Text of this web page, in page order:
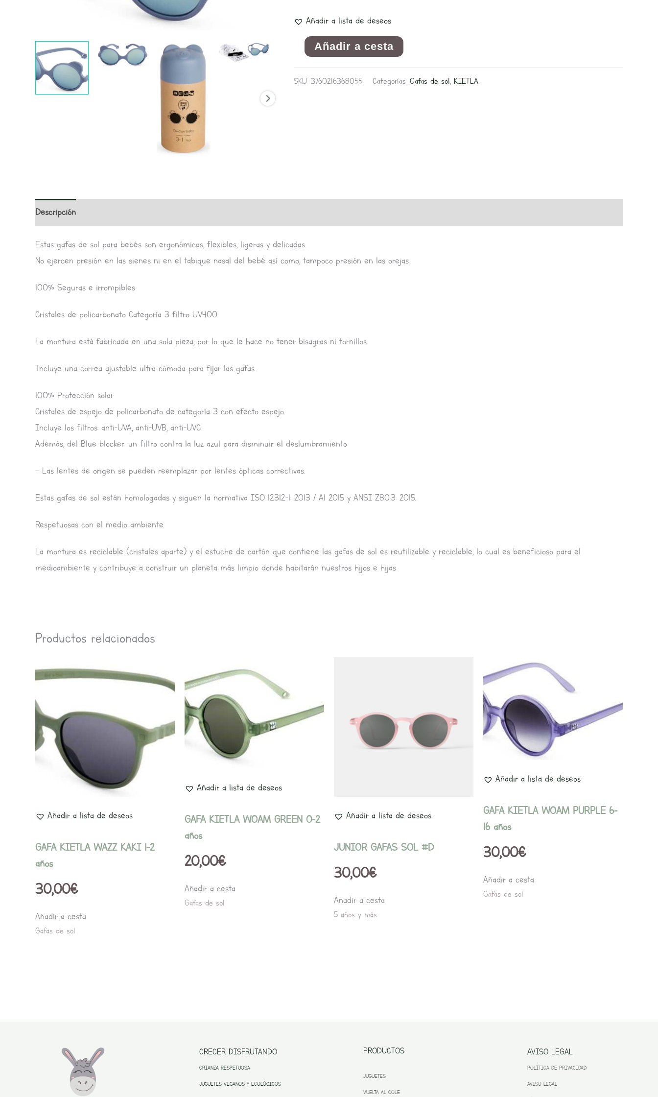
Añadir a lista de deseos
cantidad
Añadir a cesta
SKU: 3760216368055 Categorías: Gafas de sol, KIETLA
Descripción
Estas gafas de sol para bebés son ergonómicas, flexibles, ligeras y delicadas.
No ejercen presión en las sienes ni en el tabique nasal del bebé así como, tampoco presión en las orejas.
100% Seguras e irrompibles
Cristales de policarbonato Categoría 3 filtro UV400.
La montura está fabricada en una sola pieza, por lo que le hace no tener bisagras ni tornillos.
Incluye una correa ajustable ultra cómoda para fijar las gafas.
100% Protección solar
Cristales de espejo de policarbonato de categoría 3 con efecto espejo
Incluye los filtros: anti-UVA, anti-UVB, anti-UVC.
Además, del Blue blocker: un filtro contra la luz azul para disminuir el deslumbramiento
– Las lentes de origen se pueden reemplazar por lentes ópticas correctivas.
Estas gafas de sol están homologadas y siguen la normativa ISO 12312-1: 2013 / A1 2015 y ANSI Z80.3: 2015.
Respetuosas con el medio ambiente.
La montura es reciclable (cristales aparte) y el estuche de cartón que contiene las gafas de sol es reutilizable y reciclable, lo cual es beneficioso para el
medioambiente y contribuye a construir un planeta más limpio donde habitarán nuestros hijos e hijas
Productos relacionados
Añadir a lista de deseos
GAFA KIETLA WAZZ KAKI 1-2
años
30,00€
Añadir a cesta
Gafas de sol
Añadir a lista de deseos
GAFA KIETLA WOAM GREEN 0-2
años
20,00€
Añadir a cesta
Gafas de sol
Añadir a lista de deseos
JUNIOR GAFAS SOL #D
30,00€
Añadir a cesta
múltiples
variantes.
Las
elegir
la
5 años y más
Añadir a lista de deseos
GAFA KIETLA WOAM PURPLE 6-
16 años
30,00€
Añadir a cesta
Gafas de sol
CRECER DISFRUTANDO
CRIANZA RESPETUOSA
JUGUETES VEGANOS Y ECOLÓGICOS
PRODUCTOS
JUGUETES
VUELTA AL COLE
AVISO LEGAL
POLÍTICA DE PRIVACIDAD
AVISO LEGAL